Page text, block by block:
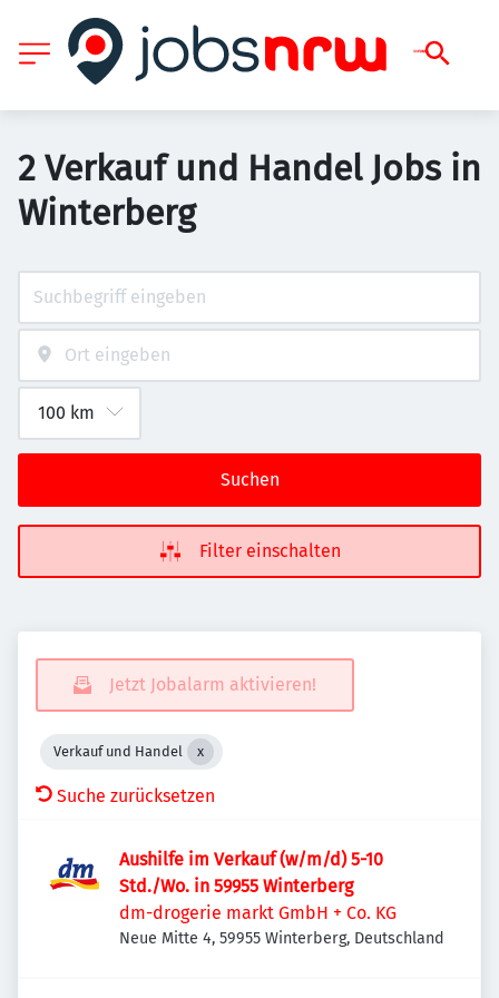
2 Verkauf und Handel Jobs in
Winterberg
Suchen
Filter einschalten
Jetzt Jobalarm aktivieren!
Verkauf und Handel
Suche zurücksetzen
Aushilfe im Verkauf (w/m/d) 5-10
Std./Wo. in 59955 Winterberg
dm-drogerie markt GmbH + Co. KG
Neue Mitte 4, 59955 Winterberg, Deutschland